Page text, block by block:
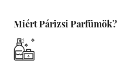
Miért Párizsi Parfümök?